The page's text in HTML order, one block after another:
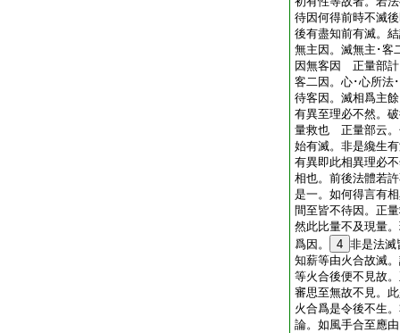
待因何得前時不
後有盡知前有滅。
無主因。滅無主･
因無客因 正量部計
客二因。心･心所法
待客因。滅相爲
有異至理必不然。
量救也 正量部云。
始有滅。非是纔生
有異即此相異理必
相也。前後法體若
是一。如何得言
間至皆不待因。正
然此比量不及現量
爲因。
4 非是法
知薪等由火合故
等火合後便不見
審思至無故不見。
火合爲是令後不生
論。如風手合至應